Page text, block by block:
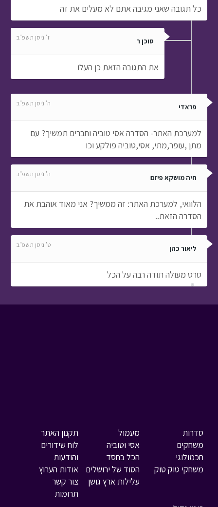
כל תגובה שאני מגיבה אתם לא מעלים את זה
סוכן ר ז' ניסן תשפ"ב
את התגובה הזאת כן העלו
פראדי ה' ניסן תשפ"ב
למערכת האתר- הסדרה אסי טוביה וחברים תמשיך? עם
מתן ,עופר,מתי, אסי,טוביה פולקע וכו
חיה מושקא פיזם ה' ניסן תשפ"ב
הלוואי, למערכת האתר: זה ממשיך? אני מאוד אוהבת את
הסדרה הזאת..
ליאור כהן ט' ניסן תשפ"ב
סרט מעולה תודה רבה על הכל
סדרות
משחקים
חכמולוגי
משחקי טוק טוק
מעמול
אסי וטוביה
הכל בחסד
הסוד של ירושלים
עלילות ארץ גושן
תקנון האתר
לוח שידורים
והודעות
אודות הערוץ
צור קשר
תרומות